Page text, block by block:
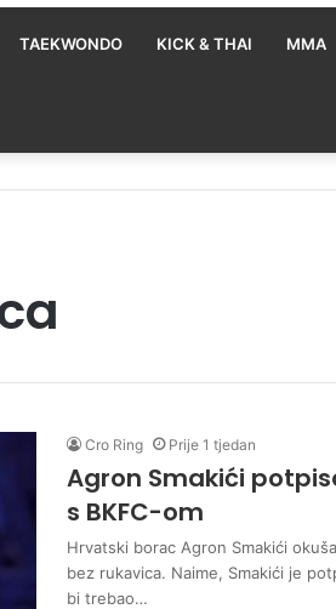
TAEKWONDO KICK & THAI MMA
Cro Ring Prije 1 tjedan
Agron Smakići
s BKFC-om
Hrvatski borac Agron Smakići
bez rukavica. Naime, Smakići je
bi trebao…